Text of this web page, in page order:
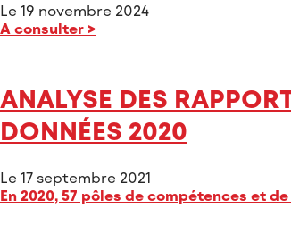
Le 19 novembre 2024
A consulter >
ANALYSE DES
DONNÉES 2020
Le 17 septembre 2021
En 2020, 57 pôles de compétences et